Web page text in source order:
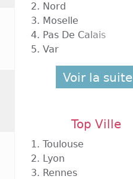
2. Nord
3. Moselle
4. Pas De Calais
5. Var
Voir la suite
Top Ville
1. Toulouse
2. Lyon
3. Rennes